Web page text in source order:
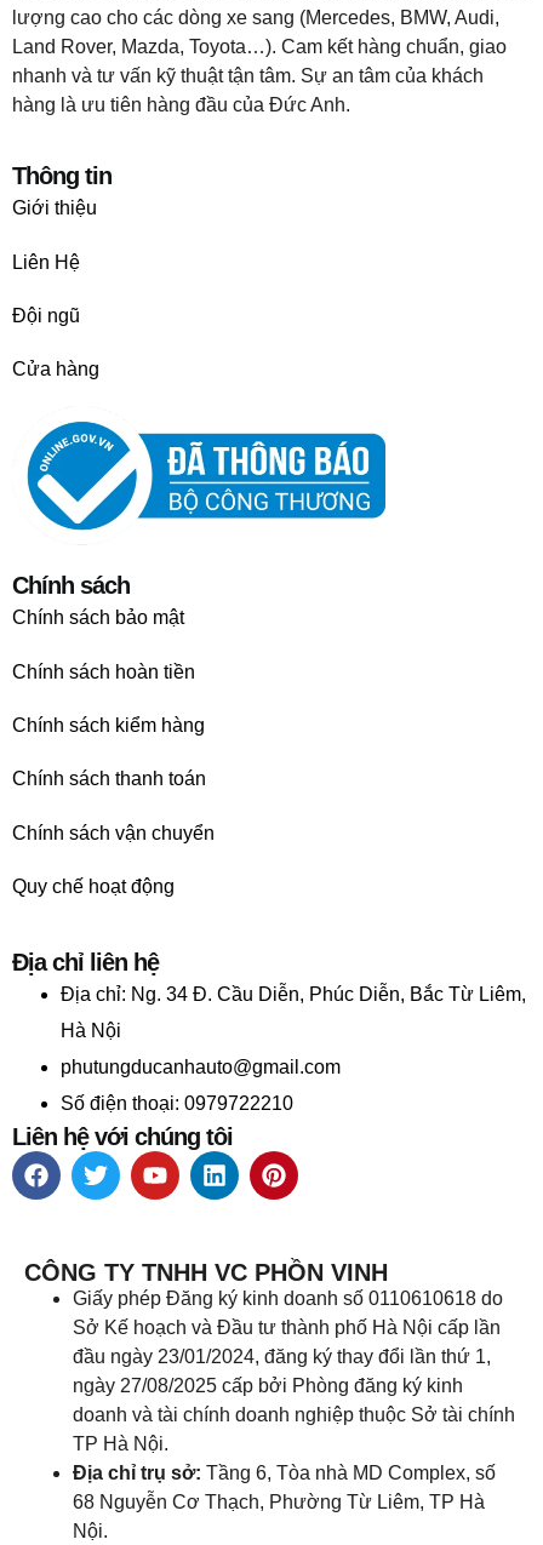
lượng cao cho các dòng xe sang (Mercedes, BMW, Audi,
Land Rover, Mazda, Toyota…). Cam kết hàng chuẩn, giao
nhanh và tư vấn kỹ thuật tận tâm. Sự an tâm của khách
hàng là ưu tiên hàng đầu của Đức Anh.
Thông tin
Giới thiệu
Liên Hệ
Đội ngũ
Cửa hàng
Chính sách
Chính sách bảo mật
Chính sách hoàn tiền
Chính sách kiểm hàng
Chính sách thanh toán
Chính sách vận chuyển
Quy chế hoạt động
Địa chỉ liên hệ
Địa chỉ: Ng. 34 Đ. Cầu Diễn, Phúc Diễn, Bắc Từ Liêm,
Hà Nội
phutungducanhauto@gmail.com
Số điện thoại: 0979722210
Liên hệ với chúng tôi
CÔNG TY TNHH VC PHỒN VINH
Giấy phép Đăng ký kinh doanh số 0110610618 do
Sở Kế hoạch và Đầu tư thành phố Hà Nội cấp lần
đầu ngày 23/01/2024, đăng ký thay đổi lần thứ 1,
ngày 27/08/2025 cấp bởi Phòng đăng ký kinh
doanh và tài chính doanh nghiệp thuộc Sở tài chính
TP Hà Nội.
Địa chỉ trụ sở: Tầng 6, Tòa nhà MD Complex, số
68 Nguyễn Cơ Thạch, Phường Từ Liêm, TP Hà
Nội.